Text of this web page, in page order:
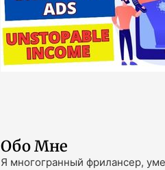
Обо Мне
Я многогранный фрилансер,